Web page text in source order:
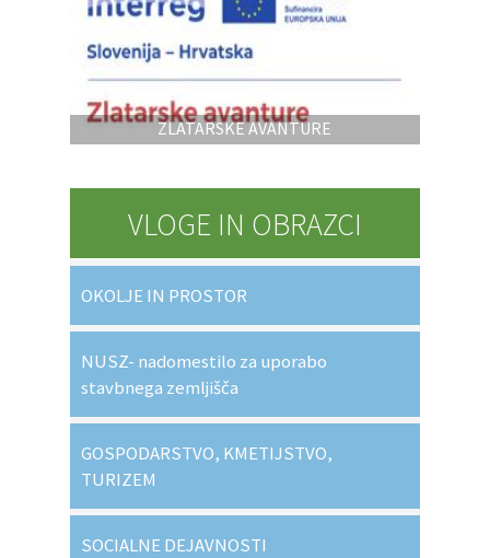
ZLATARSKE AVANTURE
VLOGE IN OBRAZCI
OKOLJE IN PROSTOR
NUSZ- nadomestilo za uporabo
stavbnega zemljišča
GOSPODARSTVO, KMETIJSTVO,
TURIZEM
SOCIALNE DEJAVNOSTI